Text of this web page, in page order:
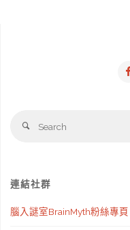
Search
連結社群
腦入謎室BrainMyth粉絲專頁